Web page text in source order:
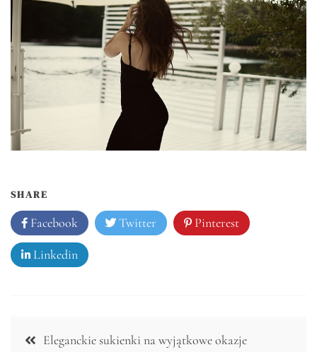
SHARE
Facebook Twitter Pinterest
Linkedin
Nawigacja
Eleganckie sukienki na wyjątkowe okazje